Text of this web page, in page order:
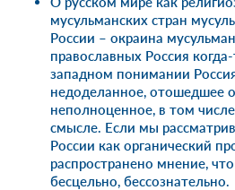
мусульманских стран
России – окраина
православных Россия
западном понимании
недоделанное, отошедшее
неполноценное, в том
смысле. Если мы
России как органический
распространено мнение,
бесцельно, бессознательно.